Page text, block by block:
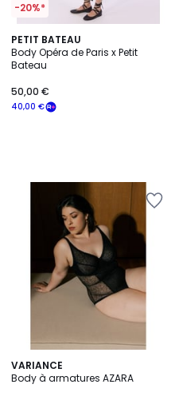
-20%*
PETIT BATEAU
Body Opéra de Paris x Petit
Bateau
40,00 €
50,00 €
VARIANCE
Body à armatures AZARA
2
Couleurs